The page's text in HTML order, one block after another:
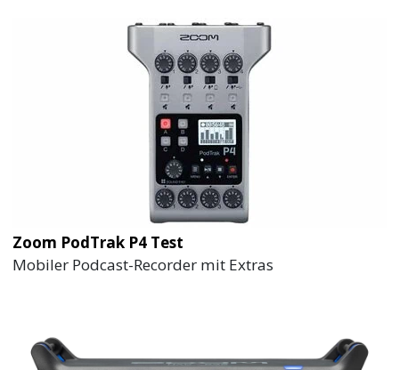
Zoom PodTrak P4 Test
Mobiler Podcast-Recorder mit Extras